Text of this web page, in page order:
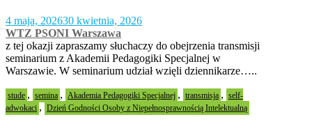
4 maja, 202630 kwietnia, 2026
WTZ PSONI Warszawa
z tej okazji zapraszamy słuchaczy do obejrzenia transmisji
seminarium z Akademii Pedagogiki Specjalnej w
Warszawie. W seminarium udział wzięli dziennikarze…..
stude , semina , Akademia Pedagogiki Specjalnej , transmisja , self-
adwokaci , Dzień Godności Osoby z Niepełnosprawnością Intelektualną